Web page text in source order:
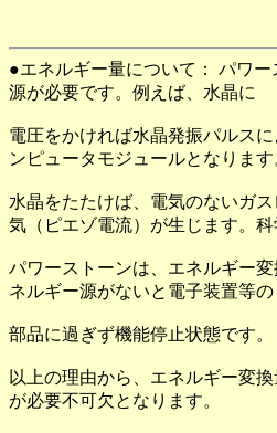
●エネルギー量について： パワ
源が必要です。例えば、水晶に
電圧をかければ水晶発振パルス
ンピュータモジュールとなります
水晶をたたけば、電気のないガ
気（ピエゾ電流）が生じます。科
パワーストーンは、エネルギー
ネルギー源がないと電子装置等の
部品に過ぎず機能停止状態です。
以上の理由から、エネルギー変
が必要不可欠となります。